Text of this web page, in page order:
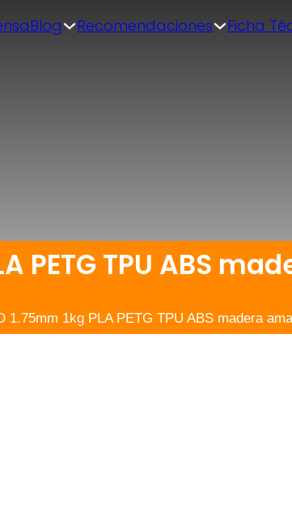
Blog Recomendaciones
Ficha
PETG TPU ABS
1.75mm 1kg PLA PETG TPU ABS madera